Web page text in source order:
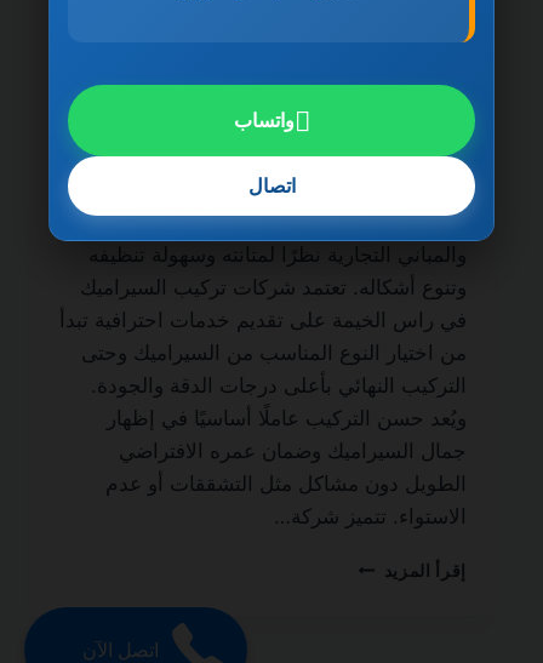
شركة تركيب سيراميك في راس الخيمة
0501270935 ضمان مدى الحياة من أهم
الجهات المتخصصة في أعمال التشطيب الداخلي
والخارجي، حيث يُعتبر السيراميك من أكثر
الخامات استخدامًا في المنازل والفلل والشقق
والمباني التجارية نظرًا لمتانته وسهولة تنظيفه
وتنوع أشكاله. تعتمد شركات تركيب السيراميك
في راس الخيمة على تقديم خدمات احترافية تبدأ
من اختيار النوع المناسب من السيراميك وحتى
التركيب النهائي بأعلى درجات الدقة والجودة.
ويُعد حسن التركيب عاملًا أساسيًا في إظهار
جمال السيراميك وضمان عمره الافتراضي
الطويل دون مشاكل مثل التشققات أو عدم
الاستواء. تتميز شركة…
إقرأ المزيد شركة
اتصل الآن
واتساب
اتصال